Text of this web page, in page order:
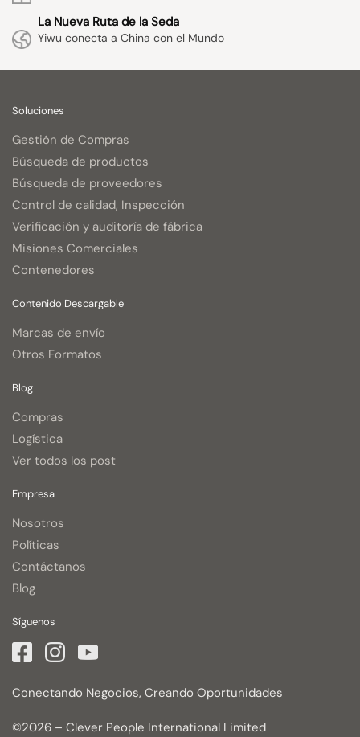
La Nueva Ruta de la Seda
Yiwu conecta a China con el Mundo
Soluciones
Gestión de Compras
Búsqueda de productos
Búsqueda de proveedores
Control de calidad, Inspección
Verificación y auditoría de fábrica
Misiones Comerciales
Contenedores
Contenido Descargable
Marcas de envío
Otros Formatos
Blog
Compras
Logística
Ver todos los post
Empresa
Nosotros
Políticas
Contáctanos
Blog
Síguenos
Conectando Negocios, Creando Oportunidades
©2026 – Clever People International Limited